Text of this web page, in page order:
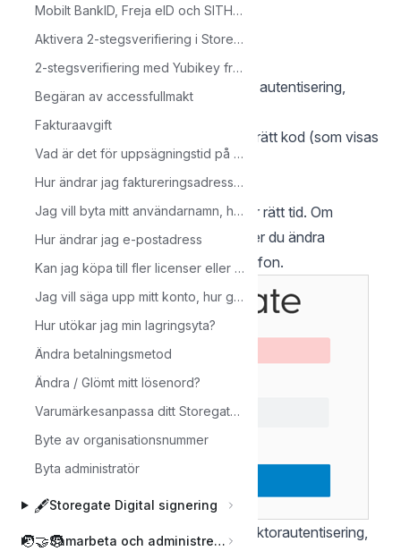
Mobilt BankID, Freja eID och SITHS i Storegate
Aktivera 2-stegsverifiering i Storegate
2-stegsverifiering med Yubikey från Yubico tillsammans med Storegate TOTP
Begäran av accessfullmakt
Fakturaavgift
Vad är det för uppsägningstid på mitt abonnemang?
Hur ändrar jag faktureringsadressen?
Jag vill byta mitt användarnamn, hur gör jag?
Hur ändrar jag e-postadress
Kan jag köpa till fler licenser eller uppgradera lagringsytan?
Jag vill säga upp mitt konto, hur gör jag?
Hur utökar jag min lagringsyta?
Ändra betalningsmetod
Ändra / Glömt mitt lösenord?
Varumärkesanpassa ditt Storegatekonto
Byte av organisationsnummer
Byta administratör
🖋️Storegate Digital signering
🧑‍🤝‍🧑 Samarbeta och administrera användare
S
Sophie
Vid felmeddelande om ogiltig kod vid autentisering,
Vänligen kontrollera att du använder rätt kod (som visas
i mobilappen)
Gör ett nytt försök (med ny kod)
Kontrollera att klockan i mobilen visar rätt tid. Om
klockan inte går rätt i mobilen behöver du ändra
klockans inställning manuellt i din telefon.
Sökord: 2FA, 2-stegsverifiering, 2-faktorautentisering,